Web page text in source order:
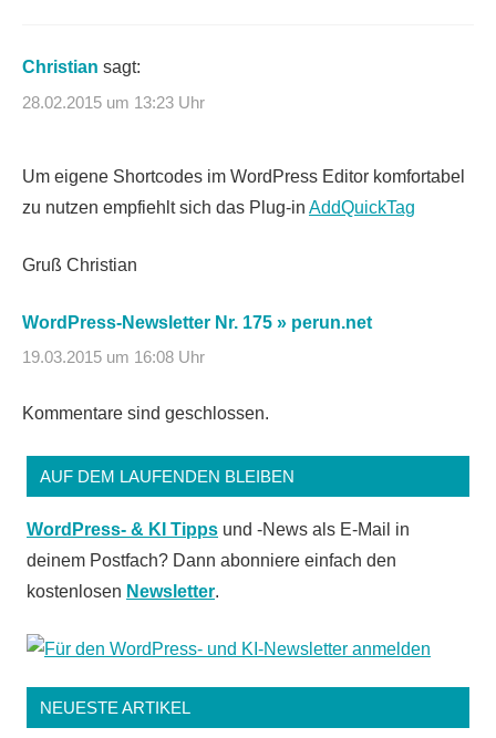
Christian sagt:
28.02.2015 um 13:23 Uhr
Um eigene Shortcodes im WordPress Editor komfortabel
zu nutzen empfiehlt sich das Plug-in AddQuickTag
Gruß Christian
WordPress-Newsletter Nr. 175 » perun.net
19.03.2015 um 16:08 Uhr
Kommentare sind geschlossen.
AUF DEM LAUFENDEN BLEIBEN
WordPress- & KI Tipps und -News als E-Mail in
deinem Postfach? Dann abonniere einfach den
kostenlosen Newsletter.
NEUESTE ARTIKEL